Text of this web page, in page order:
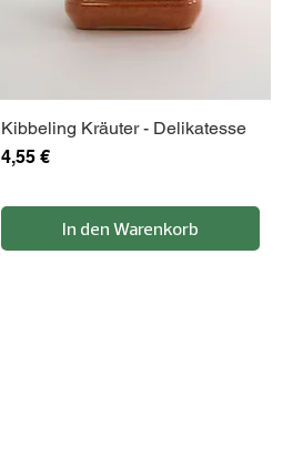
Kibbeling Kräuter - Delikatesse
Preis
4,55 €
In den Warenkorb